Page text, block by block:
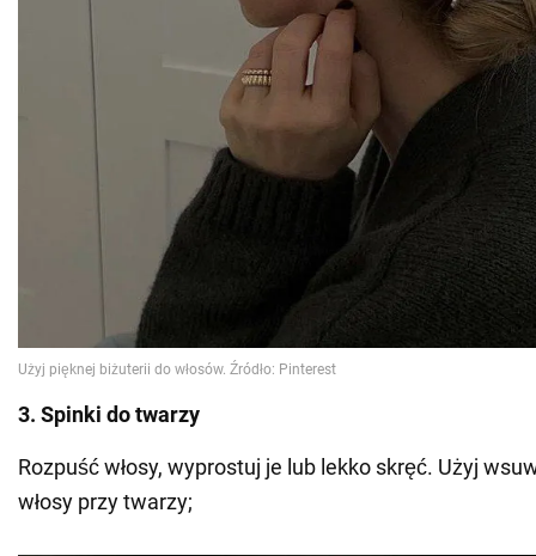
3. Spinki do twarzy
Rozpuść włosy, wyprostuj je lub lekko skręć. Użyj
włosy przy twarzy;